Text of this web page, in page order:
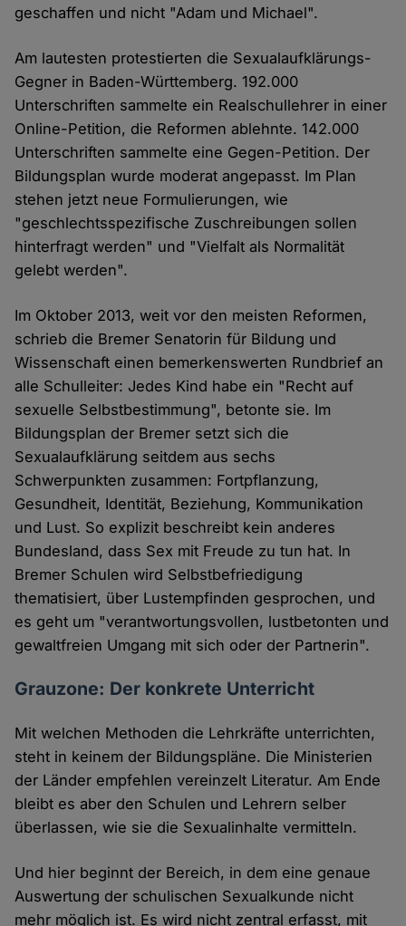
geschaffen und nicht "Adam und Michael".
Am lautesten protestierten die Sexualaufklärungs-
Gegner in Baden-Württemberg. 192.000
Unterschriften sammelte ein Realschullehrer in einer
Online-Petition, die Reformen ablehnte. 142.000
Unterschriften sammelte eine Gegen-Petition. Der
Bildungsplan wurde moderat angepasst. Im Plan
stehen jetzt neue Formulierungen, wie
"geschlechtsspezifische Zuschreibungen sollen
hinterfragt werden" und "Vielfalt als Normalität
gelebt werden".
Im Oktober 2013, weit vor den meisten Reformen,
schrieb die Bremer Senatorin für Bildung und
Wissenschaft einen bemerkenswerten Rundbrief an
alle Schulleiter: Jedes Kind habe ein "Recht auf
sexuelle Selbstbestimmung", betonte sie. Im
Bildungsplan der Bremer setzt sich die
Sexualaufklärung seitdem aus sechs
Schwerpunkten zusammen: Fortpflanzung,
Gesundheit, Identität, Beziehung, Kommunikation
und Lust. So explizit beschreibt kein anderes
Bundesland, dass Sex mit Freude zu tun hat. In
Bremer Schulen wird Selbstbefriedigung
thematisiert, über Lustempfinden gesprochen, und
es geht um "verantwortungsvollen, lustbetonten und
gewaltfreien Umgang mit sich oder der Partnerin".
Grauzone: Der konkrete Unterricht
Mit welchen Methoden die Lehrkräfte unterrichten,
steht in keinem der Bildungspläne. Die Ministerien
der Länder empfehlen vereinzelt Literatur. Am Ende
bleibt es aber den Schulen und Lehrern selber
überlassen, wie sie die Sexualinhalte vermitteln.
Und hier beginnt der Bereich, in dem eine genaue
Auswertung der schulischen Sexualkunde nicht
mehr möglich ist. Es wird nicht zentral erfasst, mit